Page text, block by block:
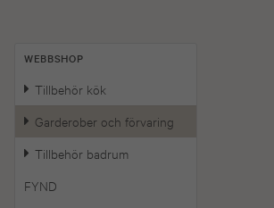
WEBBSHOP
Tillbehör kök
Garderober och förvaring
Tillbehör badrum
FYND